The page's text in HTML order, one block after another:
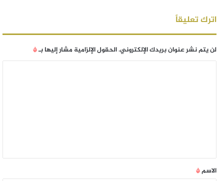
اترك تعليقاً
لن يتم نشر عنوان بريدك الإلكتروني.الحقول الإلزامية مشار إليها بـ*
الاسم*